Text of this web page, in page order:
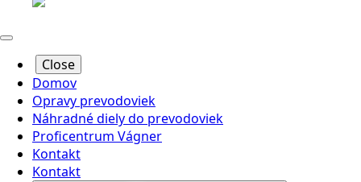
Close
Domov
Opravy prevodoviek
Náhradné diely do prevodoviek
Proficentrum Vágner
Kontakt
Kontakt